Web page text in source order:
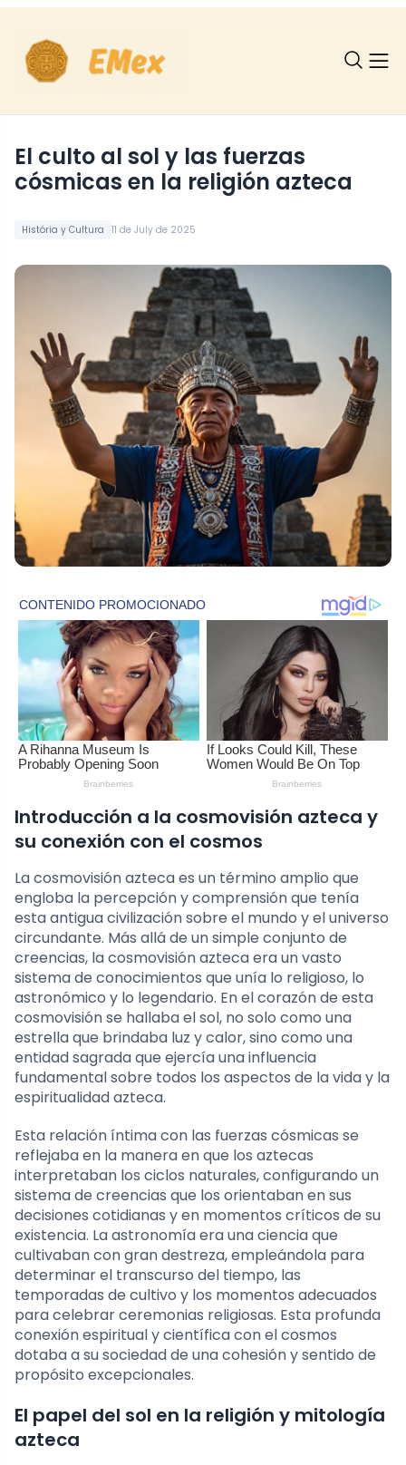
História y Cultura 11 de July de 2025
El culto al sol y las fuerzas
cósmicas en la religión azteca
Introducción a la cosmovisión azteca y
su conexión con el cosmos
La cosmovisión azteca es un término amplio que
engloba la percepción y comprensión que tenía
esta antigua civilización sobre el mundo y el universo
circundante. Más allá de un simple conjunto de
creencias, la cosmovisión azteca era un vasto
sistema de conocimientos que unía lo religioso, lo
astronómico y lo legendario. En el corazón de esta
cosmovisión se hallaba el sol, no solo como una
estrella que brindaba luz y calor, sino como una
entidad sagrada que ejercía una influencia
fundamental sobre todos los aspectos de la vida y la
espiritualidad azteca.
Esta relación íntima con las fuerzas cósmicas se
reflejaba en la manera en que los aztecas
interpretaban los ciclos naturales, configurando un
sistema de creencias que los orientaban en sus
decisiones cotidianas y en momentos críticos de su
existencia. La astronomía era una ciencia que
cultivaban con gran destreza, empleándola para
determinar el transcurso del tiempo, las
temporadas de cultivo y los momentos adecuados
para celebrar ceremonias religiosas. Esta profunda
conexión espiritual y científica con el cosmos
dotaba a su sociedad de una cohesión y sentido de
propósito excepcionales.
El papel del sol en la religión y mitología
azteca